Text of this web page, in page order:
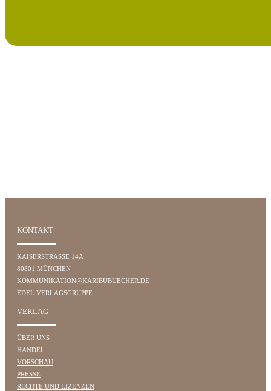
KONTAKT
KAISERSTRASSE 14A
80801 MÜNCHEN
KOMMUNIKATION@KARIBUBUECHER.DE
EDEL VERLAGSGRUPPE
VERLAG
ÜBER UNS
HANDEL
VORSCHAU
PRESSE
RECHTE UND LIZENZEN